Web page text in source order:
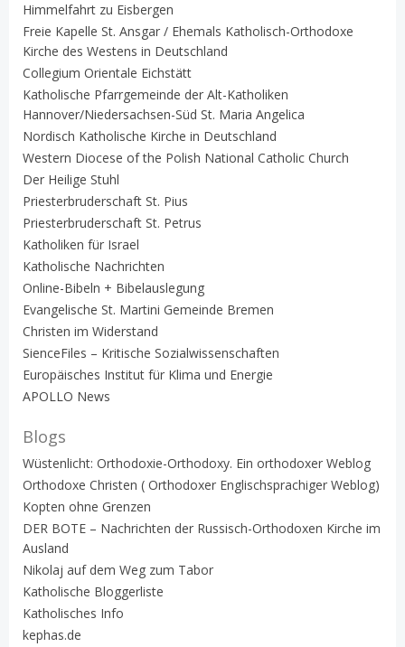
Himmelfahrt zu Eisbergen
Freie Kapelle St. Ansgar / Ehemals Katholisch-Orthodoxe
Kirche des Westens in Deutschland
Collegium Orientale Eichstätt
Katholische Pfarrgemeinde der Alt-Katholiken
Hannover/Niedersachsen-Süd St. Maria Angelica
Nordisch Katholische Kirche in Deutschland
Western Diocese of the Polish National Catholic Church
Der Heilige Stuhl
Priesterbruderschaft St. Pius
Priesterbruderschaft St. Petrus
Katholiken für Israel
Katholische Nachrichten
Online-Bibeln + Bibelauslegung
Evangelische St. Martini Gemeinde Bremen
Christen im Widerstand
SienceFiles – Kritische Sozialwissenschaften
Europäisches Institut für Klima und Energie
APOLLO News
Blogs
Wüstenlicht: Orthodoxie-Orthodoxy. Ein orthodoxer Weblog
Orthodoxe Christen ( Orthodoxer Englischsprachiger Weblog)
Kopten ohne Grenzen
DER BOTE – Nachrichten der Russisch-Orthodoxen Kirche im
Ausland
Nikolaj auf dem Weg zum Tabor
Katholische Bloggerliste
Katholisches Info
kephas.de